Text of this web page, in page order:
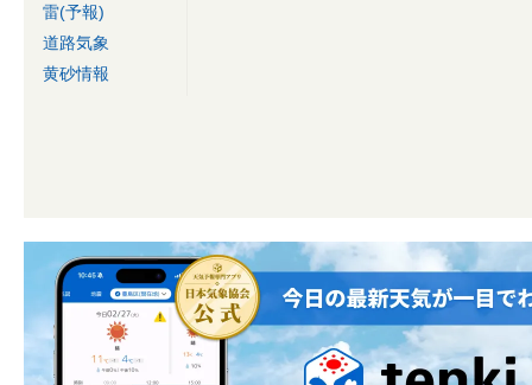
雷(予報)
道路気象
黄砂情報